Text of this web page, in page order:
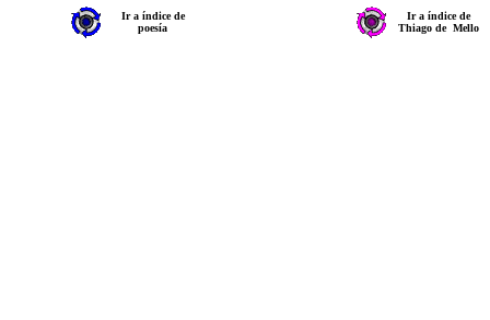
Ir a índice de
poesía
Ir a índice de
Thiago de Mello